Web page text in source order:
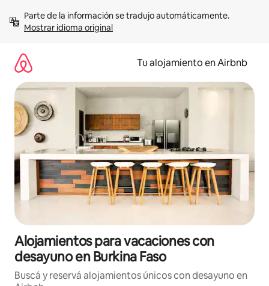
contenidoMostrar idioma original
Tu alojamiento en Airbnb
Alojamientos para vacaciones con
desayuno en Burkina Faso
Buscá y reservá alojamientos únicos con desayuno en